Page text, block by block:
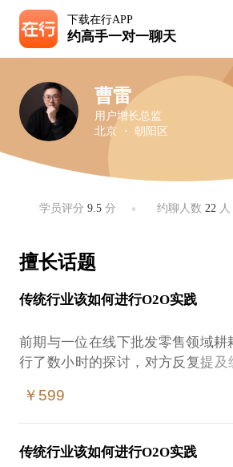
下载在行APP
约高手一对一聊天
曹雷
用户增长总监
北京 ・ 朝阳区
学员评分9.5 分 约聊人数 22 人
擅长话题
传统行业该如何进行O2O实践
前期与一位在线下批发零售领域耕
行了数小时的探讨，对方反复提及
盈利水平下降。抛开商场越开越
的冲击。同时我们也看到，在
视“触网”为一根救命稻草，更有所
￥599
传统行业该如何进行O2O实践